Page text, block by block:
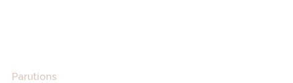
Parutions